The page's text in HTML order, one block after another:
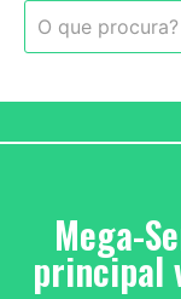
Mega-
principal